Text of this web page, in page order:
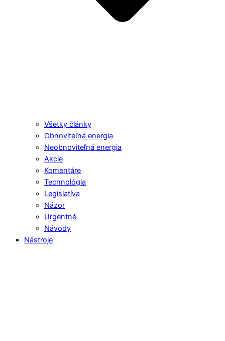
Všetky články
Obnoviteľná energia
Neobnoviteľná energia
Akcie
Komentáre
Technológia
Legislatíva
Názor
Urgentné
Návody
Nástroje